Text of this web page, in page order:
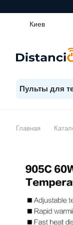
Киев
Пульты для
Главная